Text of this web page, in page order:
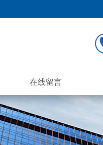
在线留言